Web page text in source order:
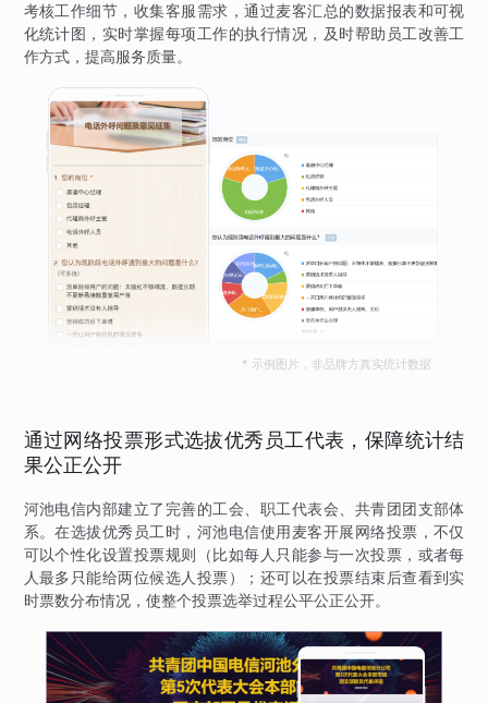
考核工作细节，收集客服需求，通过麦客汇总的数据报表和可视
化统计图，实时掌握每项工作的执行情况，及时帮助员工改善工
作方式，提高服务质量。
* 示例图片，非品牌方真实统计数据
通过网络投票形式选拔优秀员工代表，保障统计结
果公正公开
河池电信内部建立了完善的工会、职工代表会、共青团团支部体
系。在选拔优秀员工时，河池电信使用麦客开展网络投票，不仅
可以个性化设置投票规则（比如每人只能参与一次投票，或者每
人最多只能给两位候选人投票）；还可以在投票结束后查看到实
时票数分布情况，使整个投票选举过程公平公正公开。